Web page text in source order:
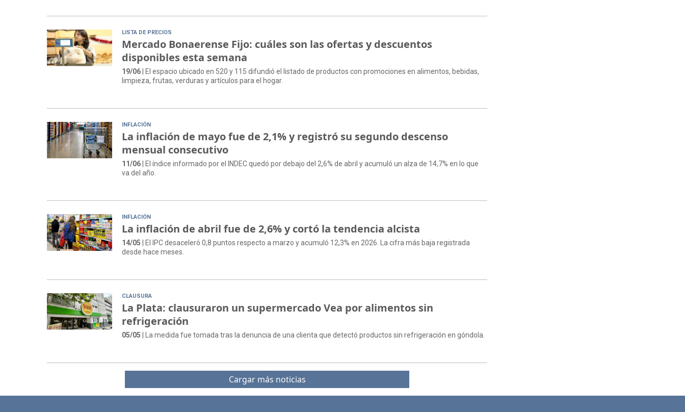
LISTA DE PRECIOS
Mercado Bonaerense Fijo: cuáles son las ofertas y descuentos
disponibles esta semana
19/06 | El espacio ubicado en 520 y 115 difundió el listado de productos con promociones en alimentos, bebidas,
limpieza, frutas, verduras y artículos para el hogar.
INFLACIÓN
La inflación de mayo fue de 2,1% y registró su segundo descenso
mensual consecutivo
11/06 | El índice informado por el INDEC quedó por debajo del 2,6% de abril y acumuló un alza de 14,7% en lo que
va del año.
INFLACIÓN
La inflación de abril fue de 2,6% y cortó la tendencia alcista
14/05 | El IPC desaceleró 0,8 puntos respecto a marzo y acumuló 12,3% en 2026. La cifra más baja registrada
desde hace meses.
CLAUSURA
La Plata: clausuraron un supermercado Vea por alimentos sin
refrigeración
05/05 | La medida fue tomada tras la denuncia de una clienta que detectó productos sin refrigeración en góndola.
Cargar más noticias